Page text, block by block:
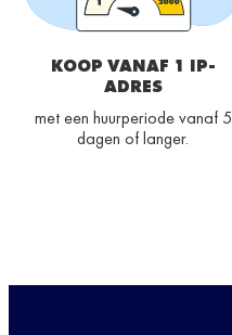
KOOP VANAF 1 IP-
ADRES
met een huurperiode vanaf 5
dagen of langer.